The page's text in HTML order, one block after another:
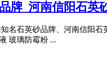
牌_河南信阳石英
名石英砂品牌、河南信阳
玻璃防霉粉 ...